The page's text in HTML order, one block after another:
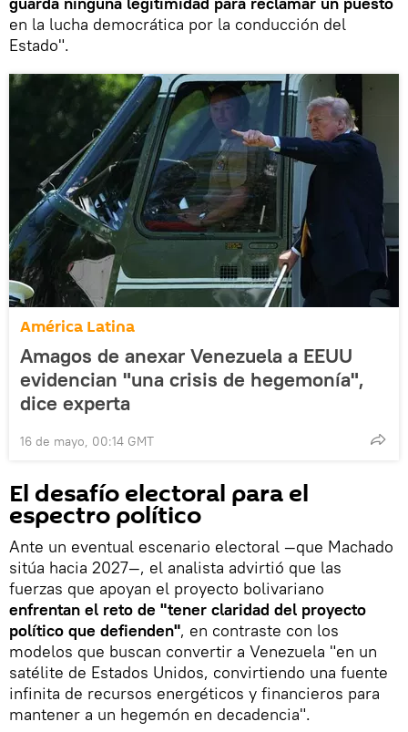
en la lucha democrática por la conducción del
Estado".
América Latina
Amagos de anexar Venezuela a EEUU
evidencian "una crisis de hegemonía",
dice experta
16 de mayo, 00:14 GMT
El desafío electoral para el
espectro político
Ante un eventual escenario electoral —que Machado
sitúa hacia 2027—, el analista advirtió que las
fuerzas que apoyan el proyecto bolivariano
enfrentan el reto de "tener claridad del proyecto
político que defienden", en contraste con los
modelos que buscan convertir a Venezuela "en un
satélite de Estados Unidos, convirtiendo una fuente
infinita de recursos energéticos y financieros para
mantener a un hegemón en decadencia".